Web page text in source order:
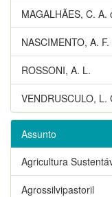
MAGALHÃES, C. A.
NASCIMENTO, A. F.
ROSSONI, A. L.
VENDRUSCULO, L.
Assunto
Agricultura
Agrossilvipastoril